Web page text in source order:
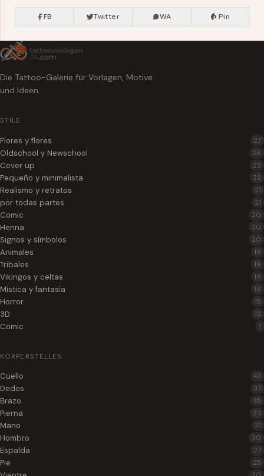
FB Twitter WA Pin
Die Tattoo-Galerie für Vorlagen, Motive
und Ideen.
STILE
Flores y flores 27
Oldschool y Newschool 26
Cover up 22
Pequeño y minimalista 22
Realismo y retratos 21
por todas partes 21
Comic 20
Henna 20
Signos y símbolos 20
Animales 19
Tribales 19
Vikingos y celtas 19
Mística y fantasía 16
Horror 15
3D 12
Comic 1
KÖRPERSTELLEN
Cuello 43
Dedos 37
Brazo 35
Pierna 33
Mano 31
Hombro 30
Espalda 27
Pie 25